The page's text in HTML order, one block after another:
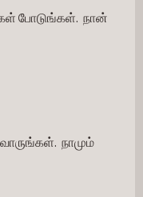
போடுங்கள்.  நான்
வாருங்கள்.  நாமும்